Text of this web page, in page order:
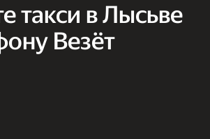
такси в Лысьве
Везёт